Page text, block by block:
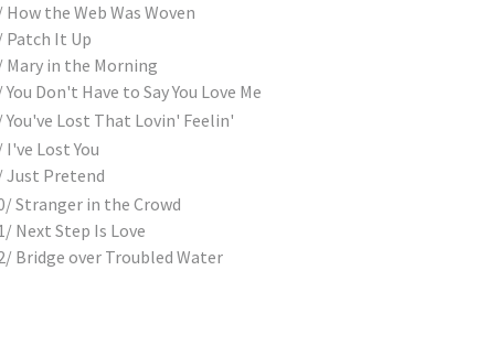
How the Web Was Woven
Patch It Up
Mary in the Morning
You Don't Have to Say You Love Me
You've Lost That Lovin' Feelin'
I've Lost You
Just Pretend
Stranger in the Crowd
Next Step Is Love
Bridge over Troubled Water